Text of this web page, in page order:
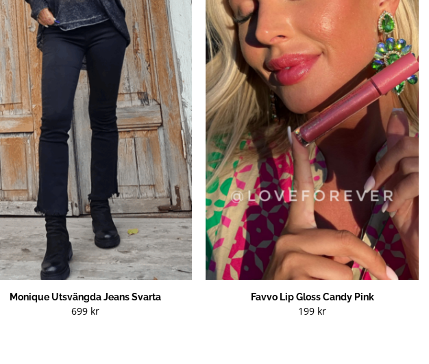
Monique Utsvängda Jeans Svarta
699 kr
Favvo Lip Gloss Candy Pink
199 kr